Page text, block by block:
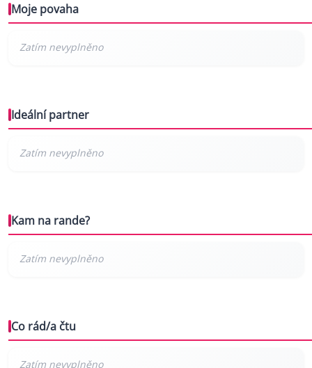
Moje povaha
Ideální partner
Kam na rande?
Co rád/a čtu